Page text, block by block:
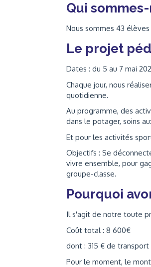
Qui
Nous sommes 43 élèves
Le projet
Dates : du 5 au 7 mai
Chaque jour, nous
quotidienne.
Au programme, des
dans le potager, soins
Et pour les activités
Objectifs : Se
vivre ensemble, pour
groupe-classe.
Pourquoi
Il s'agit de notre toute
Coût total : 8 600€
dont : 315 € de
Pour le moment, le